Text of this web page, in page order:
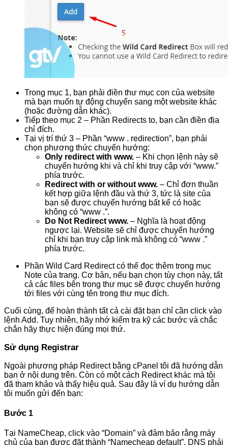
Trong mục 1, bạn phải điền thư mục con của website
mà bạn muốn tự động chuyển sang một website khác
(hoặc đường dẫn khác).
Tiếp theo mục 2 – Phần Redirects to, bạn cần điền địa
chỉ đích.
Tại vị trí thứ 3 – Phần “www . redirection”, bạn phải
chọn phương thức chuyển hướng:
Only redirect with www. – Khi chọn lệnh này sẽ
chuyển hướng khi và chỉ khi truy cập với “www.”
phía trước.
Redirect with or without www. – Chỉ đơn thuần
kết hợp giữa lệnh đầu và thứ 3, tức là site của
bạn sẽ được chuyển hướng bất kể có hoặc
không có “www .”.
Do Not Redirect www. – Nghĩa là hoạt động
ngược lại. Website sẽ chỉ được chuyển hướng
chỉ khi bạn truy cập link mà không có “www .”
phía trước.
Phần Wild Card Redirect có thể đọc thêm trong mục
Note của trang. Cơ bản, nếu bạn chọn tùy chọn này, tất
cả các files bên trong thư mục sẽ được chuyển hướng
tới files với cùng tên trong thư mục đích.
Cuối cùng, để hoàn thành tất cả cài đặt bạn chỉ cần click vào
lệnh Add. Tuy nhiên, hãy nhớ kiểm tra kỹ các bước và chắc
chắn hãy thực hiện đúng mọi thứ.
Sử dụng Registrar
Ngoài phương pháp Redirect bằng cPanel tôi đã hướng dẫn
bạn ở nội dung trên. Còn có một cách Redirect khác mà tôi
đã tham khảo và thấy hiệu quả. Sau đây là ví dụ hướng dẫn
tôi muốn gửi đến bạn:
Bước 1
Tại NameCheap, click vào “Domain” và đảm bảo rằng máy
chủ của bạn được đặt thành “Namecheap default”. DNS phải